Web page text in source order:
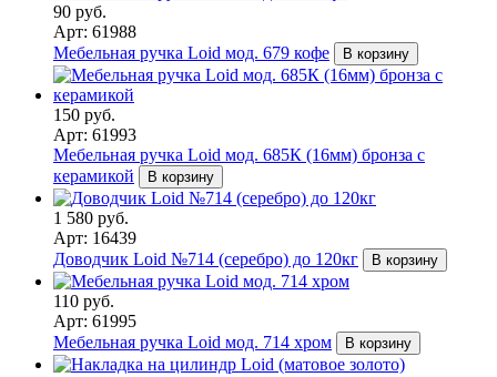
90 руб.
Арт: 61988
Мебельная ручка Loid мод. 679 кофе
В корзину
150 руб.
Арт: 61993
Мебельная ручка Loid мод. 685К (16мм) бронза с
керамикой
В корзину
1 580 руб.
Арт: 16439
Доводчик Loid №714 (серебро) до 120кг
В корзину
110 руб.
Арт: 61995
Мебельная ручка Loid мод. 714 хром
В корзину